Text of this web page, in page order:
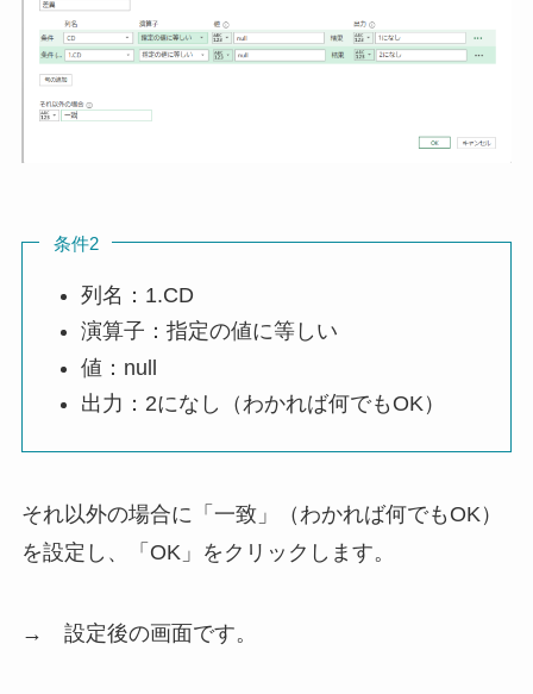
条件2
列名：1.CD
演算子：指定の値に等しい
値：null
出力：2になし（わかれば何でもOK）
それ以外の場合に「一致」（わかれば何でもOK）
を設定し、「OK」をクリックします。
→ 設定後の画面です。